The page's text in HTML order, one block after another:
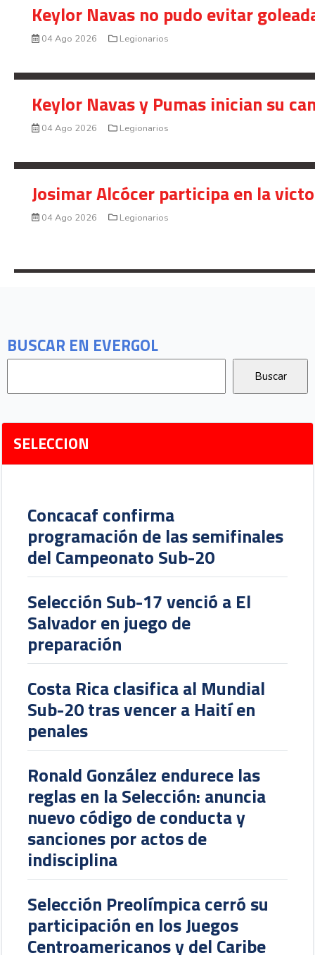
BUSCAR EN EVERGOL
SELECCION
Concacaf confirma
programación de las semifinales
del Campeonato Sub-20
Selección Sub-17 venció a El
Salvador en juego de
preparación
Costa Rica clasifica al Mundial
Sub-20 tras vencer a Haití en
penales
Ronald González endurece las
reglas en la Selección: anuncia
nuevo código de conducta y
sanciones por actos de
indisciplina
Selección Preolímpica cerró su
participación en los Juegos
Centroamericanos y del Caribe
Keylor Navas no pudo evitar
04 Ago 2026 Legionarios
Keylor Navas y Pumas inician su
04 Ago 2026 Legionarios
Josimar Alcócer participa en la
04 Ago 2026 Legionarios